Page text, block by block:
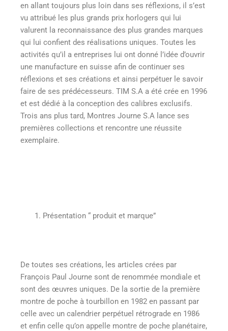
en allant toujours plus loin dans ses réflexions, il s’est
vu attribué les plus grands prix horlogers qui lui
valurent la reconnaissance des plus grandes marques
qui lui confient des réalisations uniques. Toutes les
activités qu’il a entreprises lui ont donné l’idée d’ouvrir
une manufacture en suisse afin de continuer ses
réflexions et ses créations et ainsi perpétuer le savoir
faire de ses prédécesseurs. TIM S.A a été crée en 1996
et est dédié à la conception des calibres exclusifs.
Trois ans plus tard, Montres Journe S.A lance ses
premières collections et rencontre une réussite
exemplaire.
Présentation “ produit et marque”
De toutes ses créations, les articles crées par
François Paul Journe sont de renommée mondiale et
sont des œuvres uniques. De la sortie de la première
montre de poche à tourbillon en 1982 en passant par
celle avec un calendrier perpétuel rétrograde en 1986
et enfin celle qu’on appelle montre de poche planétaire,